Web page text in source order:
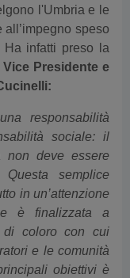
l'Umbria e le
speso
infatti preso la
Presidente e
responsabilità
sociale: il
non deve essere
semplice
in un’attenzione
è finalizzata a
di coloro con cui
e le comunità
obiettivi è